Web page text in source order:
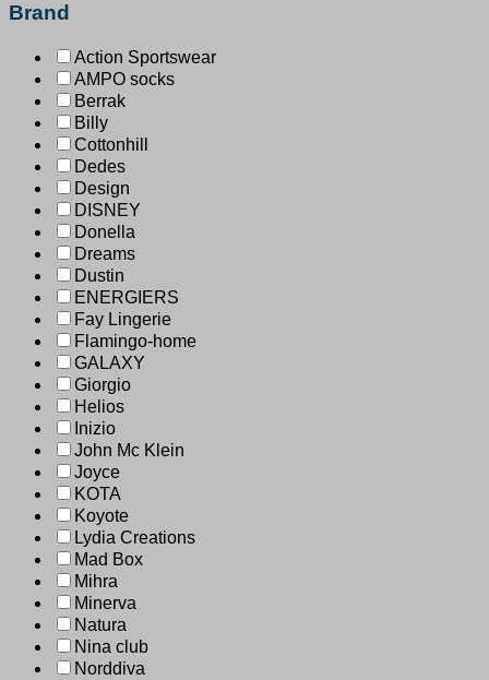
Brand
Action Sportswear
AMPO socks
Berrak
Billy
Cottonhill
Dedes
Design
DISNEY
Donella
Dreams
Dustin
ENERGIERS
Fay Lingerie
Flamingo-home
GALAXY
Giorgio
Helios
Inizio
John Mc Klein
Joyce
KOTA
Koyote
Lydia Creations
Mad Box
Mihra
Minerva
Natura
Nina club
Norddiva